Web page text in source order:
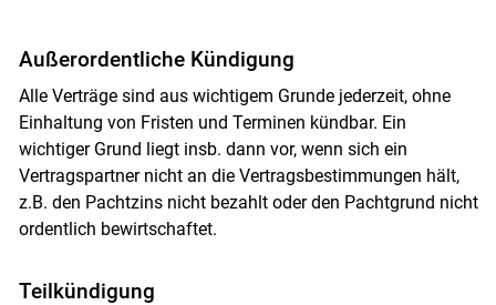
Außerordentliche Kündigung
Alle Verträge sind aus wichtigem Grunde jederzeit, ohne
Einhaltung von Fristen und Terminen kündbar. Ein
wichtiger Grund liegt insb. dann vor, wenn sich ein
Vertragspartner nicht an die Vertragsbestimmungen hält,
z.B. den Pachtzins nicht bezahlt oder den Pachtgrund nicht
ordentlich bewirtschaftet.
Teilkündigung